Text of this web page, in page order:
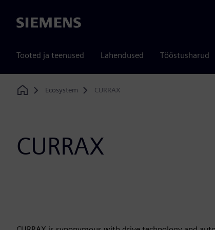
Siemens
Tooted ja teenused Lahendused Tööstusharud
Home
Ecosystem CURRAX
CURRAX